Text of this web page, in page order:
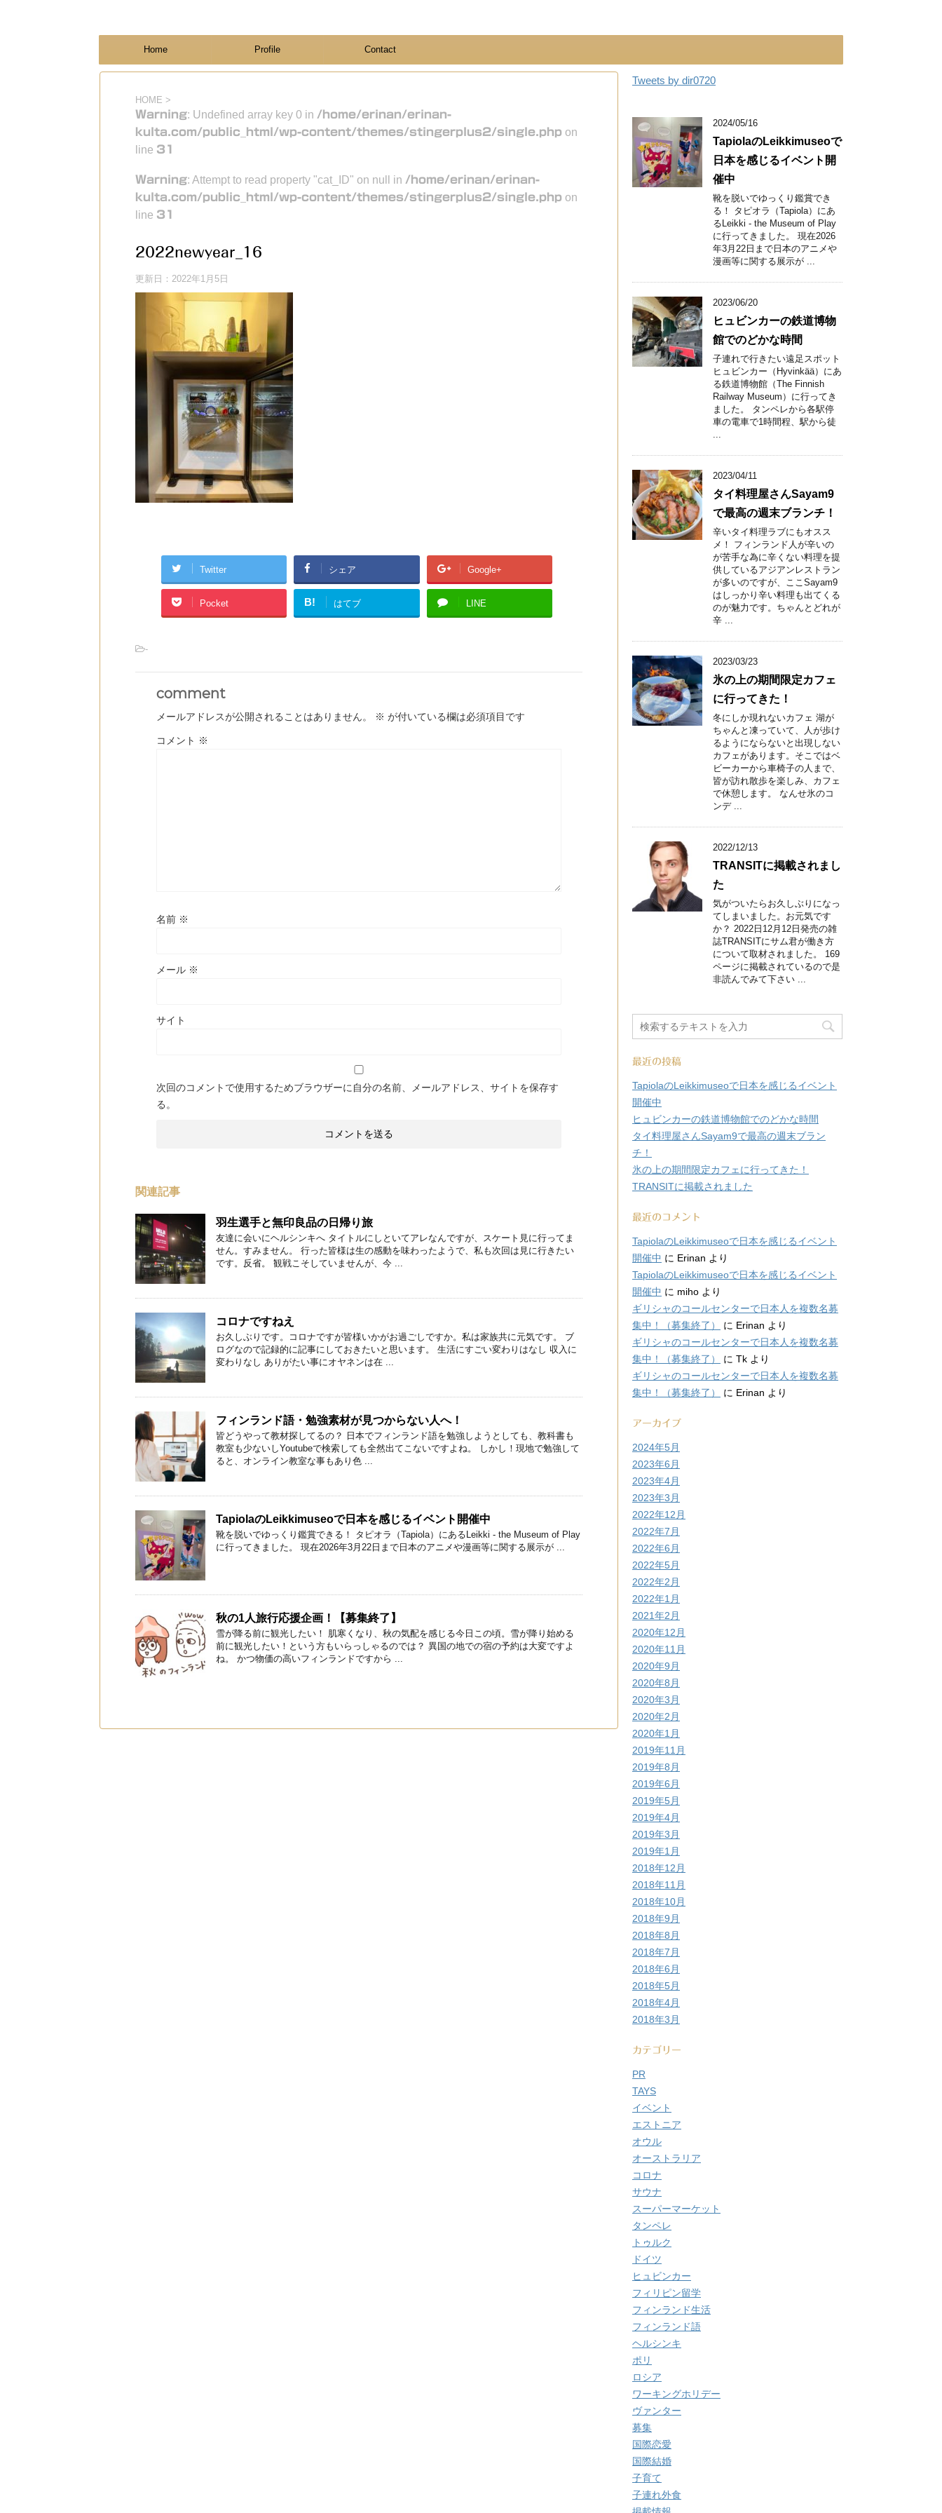
Home Profile Contact
HOME >
Warning: Undefined array key 0 in /home/erinan/erinan-
kulta.com/public_html/wp-content/themes/stingerplus2/single.php on
line 31
Warning: Attempt to read property "cat_ID" on null in /home/erinan/erinan-
kulta.com/public_html/wp-content/themes/stingerplus2/single.php on
line 31
2022newyear_16
更新日： 2022年1月5日
Twitter シェア Google+
Pocket B! はてブ LINE
-
comment
メールアドレスが公開されることはありません。 ※ が付いている欄は必須項目です
コメント ※
名前 ※
メール ※
サイト
次回のコメントで使用するためブラウザーに自分の名前、メールアドレス、サイトを保存す
る。
関連記事
羽生選手と無印良品の日帰り旅
友達に会いにヘルシンキへ タイトルにしといてアレなんですが、スケート見に行ってま
せん。すみません。 行った皆様は生の感動を味わったようで、私も次回は見に行きたい
です。反省。 観戦こそしていませんが、今 ...
コロナですねえ
お久しぶりです。コロナですが皆様いかがお過ごしですか。私は家族共に元気です。 ブ
ログなので記録的に記事にしておきたいと思います。 生活にすごい変わりはなし 収入に
変わりなし ありがたい事にオヤネンは在 ...
フィンランド語・勉強素材が見つからない人へ！
皆どうやって教材探してるの？ 日本でフィンランド語を勉強しようとしても、教科書も
教室も少ないしYoutubeで検索しても全然出てこないですよね。 しかし！現地で勉強して
ると、オンライン教室な事もあり色 ...
TapiolaのLeikkimuseoで日本を感じるイベント開催中
靴を脱いでゆっくり鑑賞できる！ タピオラ（Tapiola）にあるLeikki - the Museum of Play
に行ってきました。 現在2026年3月22日まで日本のアニメや漫画等に関する展示が ...
秋の1人旅行応援企画！【募集終了】
雪が降る前に観光したい！ 肌寒くなり、秋の気配を感じる今日この頃。雪が降り始める
前に観光したい！という方もいらっしゃるのでは？ 異国の地での宿の予約は大変ですよ
ね。 かつ物価の高いフィンランドですから ...
Tweets by dir0720
2024/05/16
TapiolaのLeikkimuseoで
日本を感じるイベント開
催中
靴を脱いでゆっくり鑑賞でき
る！ タピオラ（Tapiola）にあ
るLeikki - the Museum of Play
に行ってきました。 現在2026
年3月22日まで日本のアニメや
漫画等に関する展示が ...
2023/06/20
ヒュビンカーの鉄道博物
館でのどかな時間
子連れで行きたい遠足スポット
ヒュビンカー（Hyvinkää）にあ
る鉄道博物館（The Finnish
Railway Museum）に行ってき
ました。 タンペレから各駅停
車の電車で1時間程、駅から徒
...
2023/04/11
タイ料理屋さんSayam9
で最高の週末ブランチ！
辛いタイ料理ラブにもオスス
メ！ フィンランド人が辛いの
が苦手な為に辛くない料理を提
供しているアジアンレストラン
が多いのですが、ここSayam9
はしっかり辛い料理も出てくる
のが魅力です。ちゃんとどれが
辛 ...
2023/03/23
氷の上の期間限定カフェ
に行ってきた！
冬にしか現れないカフェ 湖が
ちゃんと凍っていて、人が歩け
るようにならないと出現しない
カフェがあります。そこではベ
ビーカーから車椅子の人まで、
皆が訪れ散歩を楽しみ、カフェ
で休憩します。 なんせ氷のコ
ンデ ...
2022/12/13
TRANSITに掲載されまし
た
気がついたらお久しぶりになっ
てしまいました。お元気です
か？ 2022日12月12日発売の雑
誌TRANSITにサム君が働き方
について取材されました。 169
ページに掲載されているので是
非読んでみて下さい ...
最近の投稿
TapiolaのLeikkimuseoで日本を感じるイベント
開催中
ヒュビンカーの鉄道博物館でのどかな時間
タイ料理屋さんSayam9で最高の週末ブラン
チ！
氷の上の期間限定カフェに行ってきた！
TRANSITに掲載されました
最近のコメント
TapiolaのLeikkimuseoで日本を感じるイベント
開催中 に Erinan より
TapiolaのLeikkimuseoで日本を感じるイベント
開催中 に miho より
ギリシャのコールセンターで日本人を複数名募
集中！（募集終了）
に Erinan より
ギリシャのコールセンターで日本人を複数名募
集中！（募集終了）
に Tk より
ギリシャのコールセンターで日本人を複数名募
集中！（募集終了）
に Erinan より
アーカイブ
2024年5月
2023年6月
2023年4月
2023年3月
2022年12月
2022年7月
2022年6月
2022年5月
2022年2月
2022年1月
2021年2月
2020年12月
2020年11月
2020年9月
2020年8月
2020年3月
2020年2月
2020年1月
2019年11月
2019年8月
2019年6月
2019年5月
2019年4月
2019年3月
2019年1月
2018年12月
2018年11月
2018年10月
2018年9月
2018年8月
2018年7月
2018年6月
2018年5月
2018年4月
2018年3月
カテゴリー
PR
TAYS
イベント
エストニア
オウル
オーストラリア
コロナ
サウナ
スーパーマーケット
タンペレ
トゥルク
ドイツ
ヒュビンカー
フィリピン留学
フィンランド生活
フィンランド語
ヘルシンキ
ポリ
ロシア
ワーキングホリデー
ヴァンター
募集
国際恋愛
国際結婚
子育て
子連れ外食